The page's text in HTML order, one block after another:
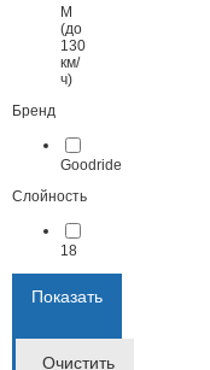
M
(до
130
км/
ч)
Бренд
Goodride
Слойность
18
Показать
Очистить
Фильтр